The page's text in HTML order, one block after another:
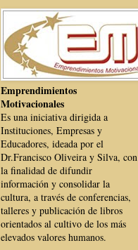
Emprendimientos
Motivacionales
Es una iniciativa dirigida a
Instituciones, Empresas y
Educadores, ideada por el
Dr.Francisco Oliveira y Silva, con
la finalidad de difundir
información y consolidar la
cultura, a través de conferencias,
talleres y publicación de libros
orientados al cultivo de los más
elevados valores humanos.